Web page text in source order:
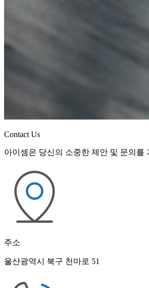
Contact Us
아이셈은 당신의 소중한 제안 및 문의를
주소
울산광역시 북구 천마로 51